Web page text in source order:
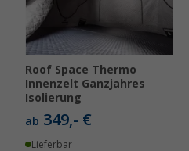
Roof Space Thermo
Innenzelt Ganzjahres
Isolierung
ab 349,- €
Lieferbar